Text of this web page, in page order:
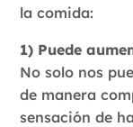
la comida:
1) Puede
No solo nos
de manera
sensación de